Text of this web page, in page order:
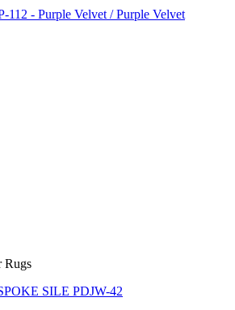
112 - Purple Velvet / Purple Velvet
Rugs
SILE PDJW-42